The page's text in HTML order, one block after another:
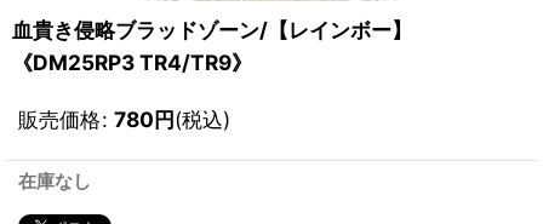
血貴き侵略ブラッドゾーン/【レインボー】
《DM25RP3 TR4/TR9》
販売価格: 780円(税込)
在庫なし